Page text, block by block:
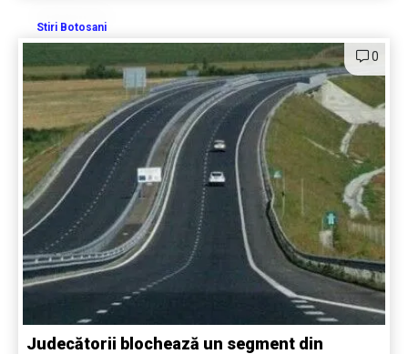
Stiri Botosani
0
Judecătorii blochează un segment din